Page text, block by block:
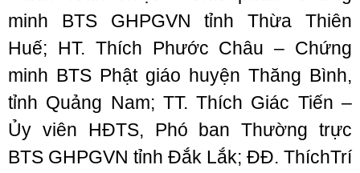
minh BTS GHPGVN tỉnh Thừa Thiên
Huế; HT. Thích Phước Châu – Chứng
minh BTS Phật giáo huyện Thăng Bình,
tỉnh Quảng Nam; TT. Thích Giác Tiến –
Ủy viên HĐTS, Phó ban Thường trực
BTS GHPGVN tỉnh Đắk Lắk; ĐĐ. ThíchTrí